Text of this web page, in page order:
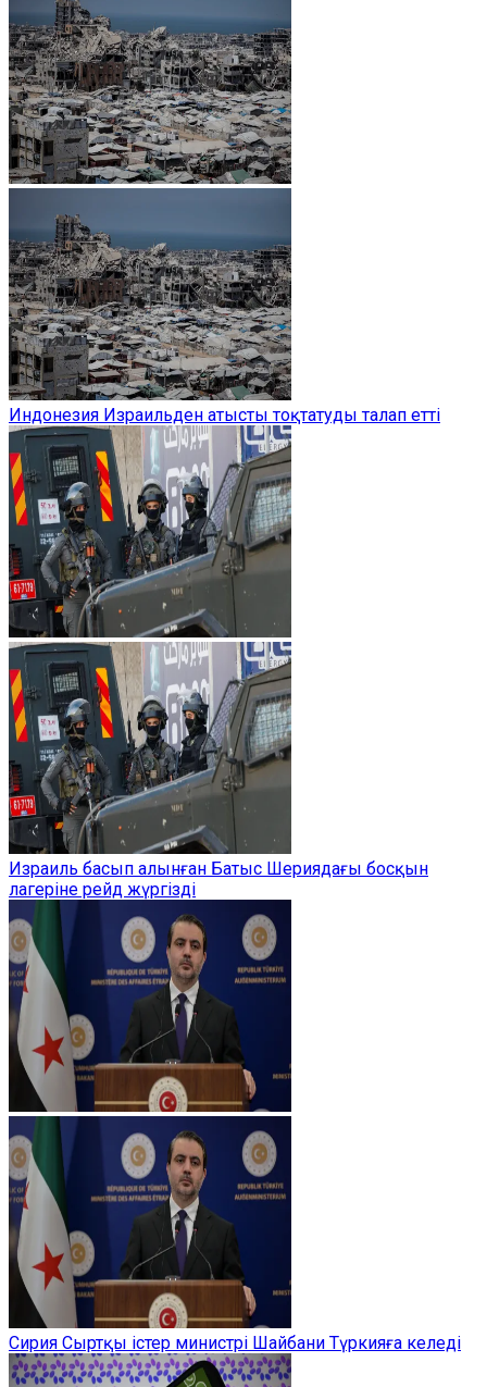
Индонезия Израильден атысты тоқтатуды талап етті
Израиль басып алынған Батыс Шериядағы босқын
лагеріне рейд жүргізді
Сирия Сыртқы істер министрі Шайбани Түркияға келеді